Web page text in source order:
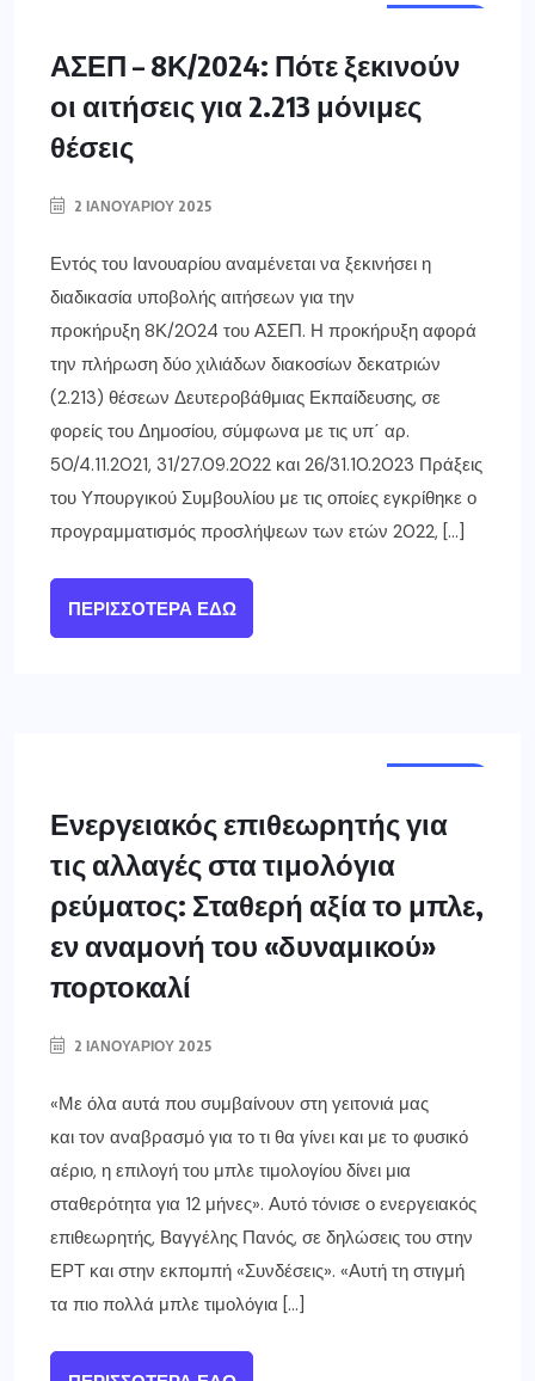
ΑΣΕΠ – 8Κ/2024: Πότε ξεκινούν
οι αιτήσεις για 2.213 μόνιμες
θέσεις
2 ΙΑΝΟΥΑΡΊΟΥ 2025
Εντός του Ιανουαρίου αναμένεται να ξεκινήσει η
διαδικασία υποβολής αιτήσεων για την
προκήρυξη 8Κ/2024 του ΑΣΕΠ. Η προκήρυξη αφορά
την πλήρωση δύο χιλιάδων διακοσίων δεκατριών
(2.213) θέσεων Δευτεροβάθμιας Εκπαίδευσης, σε
φορείς του Δημοσίου, σύμφωνα με τις υπ΄ αρ.
50/4.11.2021, 31/27.09.2022 και 26/31.10.2023 Πράξεις
του Υπουργικού Συμβουλίου με τις οποίες εγκρίθηκε ο
προγραμματισμός προσλήψεων των ετών 2022, […]
ΠΕΡΙΣΣΌΤΕΡΑ ΕΔΏ
Ενεργειακός επιθεωρητής για
τις αλλαγές στα τιμολόγια
ρεύματος: Σταθερή αξία το μπλε,
εν αναμονή του «δυναμικού»
πορτοκαλί
2 ΙΑΝΟΥΑΡΊΟΥ 2025
«Με όλα αυτά που συμβαίνουν στη γειτονιά μας
και τον αναβρασμό για το τι θα γίνει και με το φυσικό
αέριο, η επιλογή του μπλε τιμολογίου δίνει μια
σταθερότητα για 12 μήνες». Αυτό τόνισε ο ενεργειακός
επιθεωρητής, Βαγγέλης Πανός, σε δηλώσεις του στην
ΕΡΤ και στην εκπομπή «Συνδέσεις». «Αυτή τη στιγμή
τα πιο πολλά μπλε τιμολόγια […]